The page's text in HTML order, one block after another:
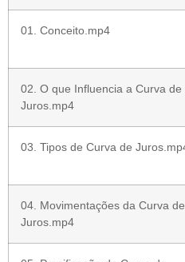
01. Conceito.mp4
02. O que Influencia a Curva de
Juros.mp4
03. Tipos de Curva de
04. Movimentações da Curva de
Juros.mp4